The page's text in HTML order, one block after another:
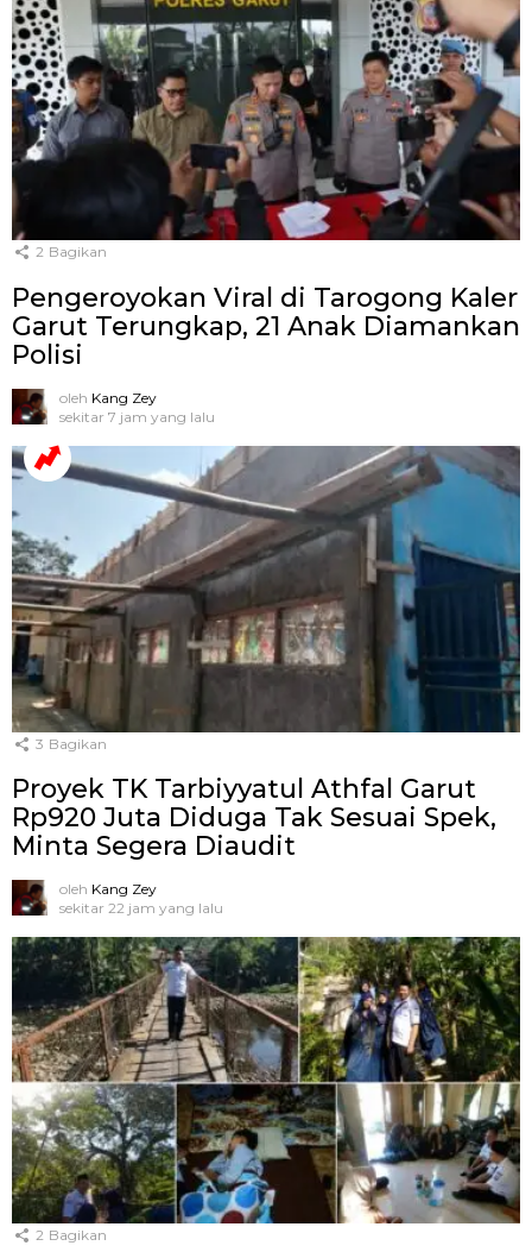
2 Bagikan
Pengeroyokan Viral di Tarogong Kaler
Garut Terungkap, 21 Anak Diamankan
Polisi
oleh Kang Zey
sekitar 7 jam yang lalu
3 Bagikan
Proyek TK Tarbiyyatul Athfal Garut
Rp920 Juta Diduga Tak Sesuai Spek,
Minta Segera Diaudit
oleh Kang Zey
sekitar 22 jam yang lalu
2 Bagikan